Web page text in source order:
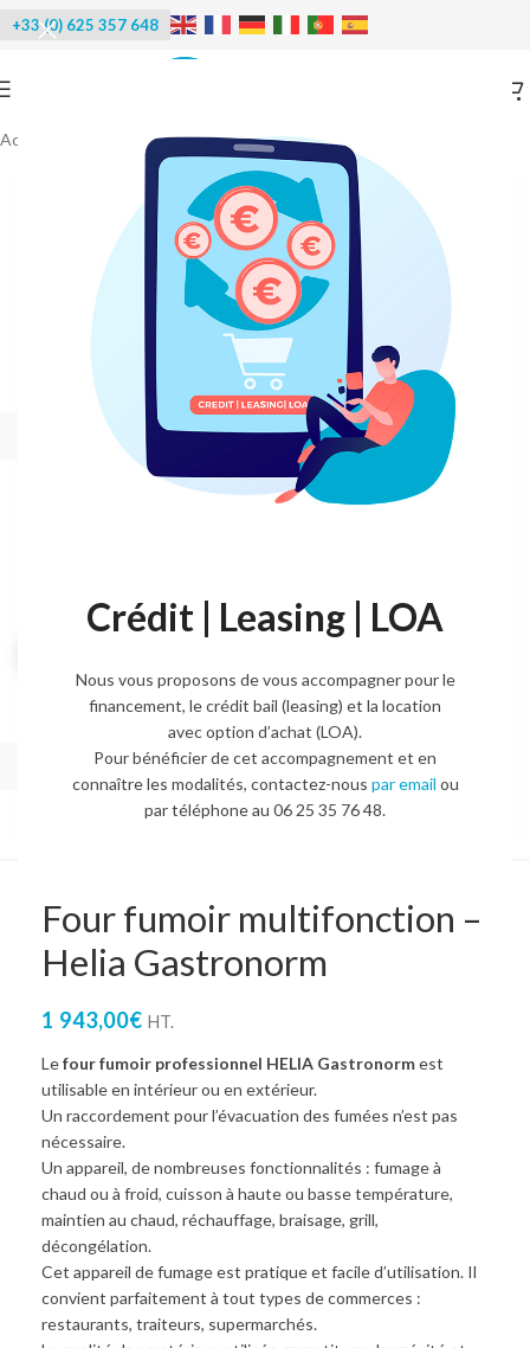
Crédit | Leasing | LOA
Nous vous proposons de vous accompagner pour le
financement, le crédit bail (leasing) et la location
avec option d’achat (LOA).
Pour bénéficier de cet accompagnement et en
connaître les modalités, contactez-nous par email ou
par téléphone au 06 25 35 76 48.
+33 (0) 625 357 648
Accueil Poissonnerie/Fours fumoirs multifonction
Four fumoir multifonction –
Helia Gastronorm
1 943,00€ HT.
Lefour fumoir professionnel HELIA Gastronormest
utilisable en intérieur ou en extérieur.
Un raccordement pour l’évacuation des fumées n’est pas
nécessaire.
Un appareil, de nombreuses fonctionnalités : fumage à
chaud ou à froid, cuisson à haute ou basse température,
maintien au chaud, réchauffage, braisage, grill,
décongélation.
Cet appareil de fumage est pratique et facile d’utilisation. Il
convient parfaitement à tout types de commerces :
restaurants, traiteurs, supermarchés.